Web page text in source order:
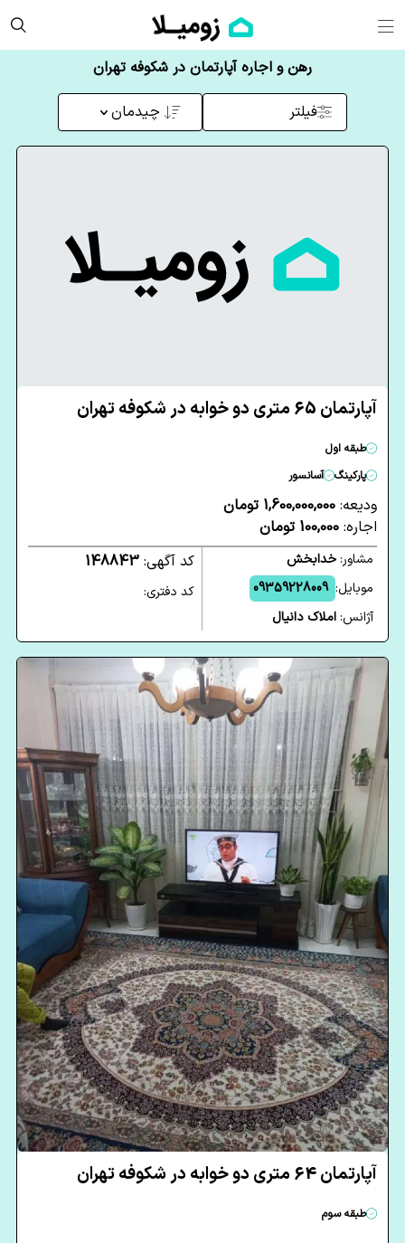
رهن و اجاره آپارتمان در شکوفه تهران
فیلتر چیدمان
آپارتمان 65 متری دو خوابه در شکوفه تهران
طبقه اول
پارکینگ
آسانسور
ودیعه: 1,600,000,000 تومان
اجاره: 100,000 تومان
مشاور:خدابخش
موبایل: 09359228009
آژانس:املاک دانیال
کد آگهی: 148843
کد دفتری:
آپارتمان 64 متری دو خوابه در شکوفه تهران
طبقه سوم